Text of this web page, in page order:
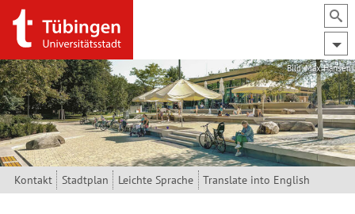
Direkt zum Inhalt
Bild: Max Hansen
Kontakt Stadtplan Leichte Sprache Translate into English